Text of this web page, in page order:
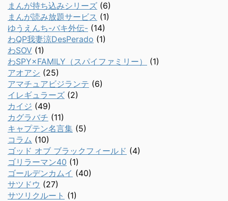
まんが持ち込みシリーズ (6)
まんが読み放題サービス (1)
ゆうえんち-バキ外伝- (14)
わQP我妻涼DesPerado (1)
わSOV (1)
わSPY×FAMILY（スパイファミリー）
(1)
アオアシ (25)
アマチュアビジランテ (6)
イレギュラーズ (2)
カイジ (49)
カグラバチ (11)
キャプテン名言集 (5)
コラム (10)
ゴッド オブ ブラックフィールド (4)
ゴリラーマン40 (1)
ゴールデンカムイ (40)
サツドウ (27)
サツリクルート (1)